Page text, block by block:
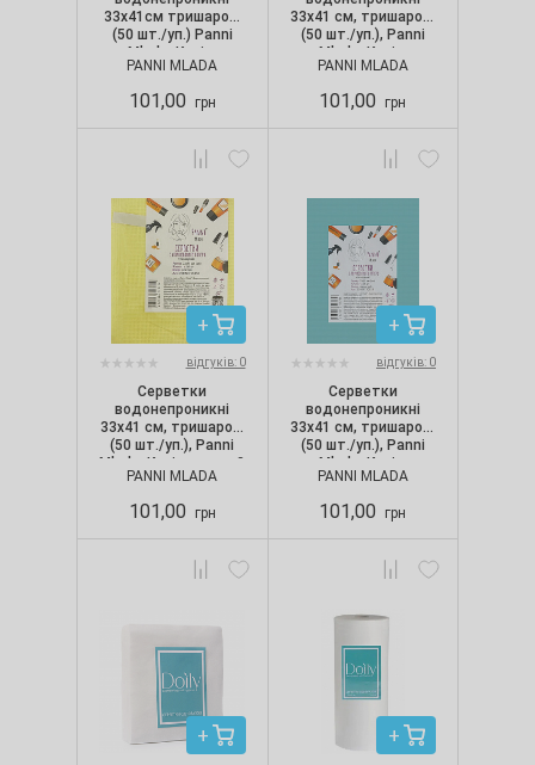
33х41см тришарові
(50 шт./уп.) Panni
Mlada. Колір:
салатовий
PANNI MLADA
101,00 грн
33х41 см, тришарові
(50 шт./уп.), Panni
Mlada. Колір:
рожевий
PANNI MLADA
101,00 грн
відгуків: 0
Серветки
водонепроникні
33х41 см, тришарові
(50 шт./уп.), Panni
Mlada. Колір: жовтий
PANNI MLADA
101,00 грн
відгуків: 0
Серветки
водонепроникні
33х41 см, тришарові
(50 шт./уп.), Panni
Mlada. Колір:
блакитний
PANNI MLADA
101,00 грн